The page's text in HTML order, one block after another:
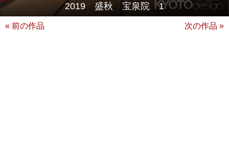
2019 盛秋 宝泉院 1
« 前の作品 次の作品 »